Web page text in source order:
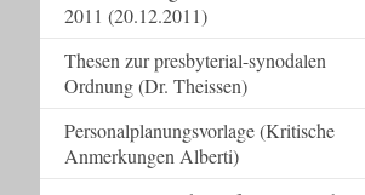
2011 (20.12.2011)
Thesen zur presbyterial-synodalen
Ordnung (Dr. Theissen)
Personalplanungsvorlage (Kritische
Anmerkungen Alberti)